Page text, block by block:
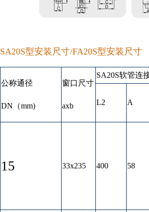
SA20S型安装尺寸/FA20S型安装尺寸
公称通径
DN（mm)
窗口尺寸
axb
SA20S软管连
L2 A
15 33x235 400 58